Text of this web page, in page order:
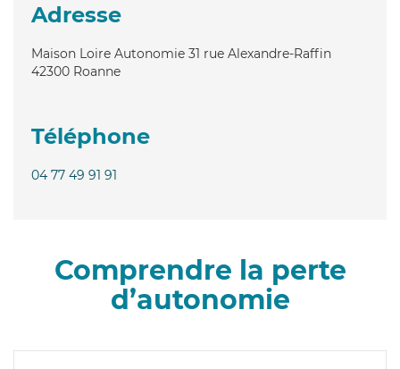
Adresse
Maison Loire Autonomie 31 rue Alexandre-Raffin
42300 Roanne
Téléphone
04 77 49 91 91
Comprendre la perte
d’autonomie